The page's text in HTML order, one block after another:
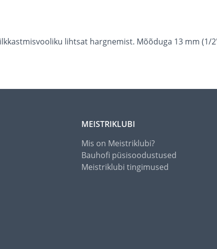
lihtsat hargnemist. Mõõduga 13 mm (1/
MEISTRIKLUBI
Mis on Meistriklubi?
Bauhofi püsisoodustused
Meistriklubi tingimused